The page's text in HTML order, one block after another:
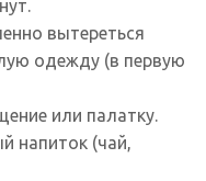
вытереться
одежду (в первую
или палатку.
напиток (чай,